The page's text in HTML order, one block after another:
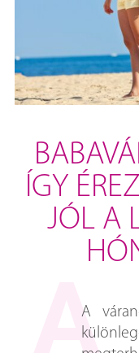
ÍGY
JÓL A
A